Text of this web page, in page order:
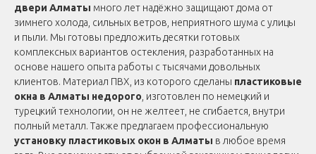
двери Алматы много лет надёжно защищают дома от
зимнего холода, сильных ветров, неприятного шума с улицы
и пыли. Мы готовы предложить десятки готовых
комплексных вариантов остекления, разработанных на
основе нашего опыта работы с тысячами довольных
клиентов. Материал ПВХ, из которого сделаны пластиковые
окна в Алматы недорого , изготовлен по немецкий и
турецкий технологии, он не желтеет, не сгибается, внутри
полный металл. Также предлагаем профессиональную
установку пластиковых окон в Алматы в любое время